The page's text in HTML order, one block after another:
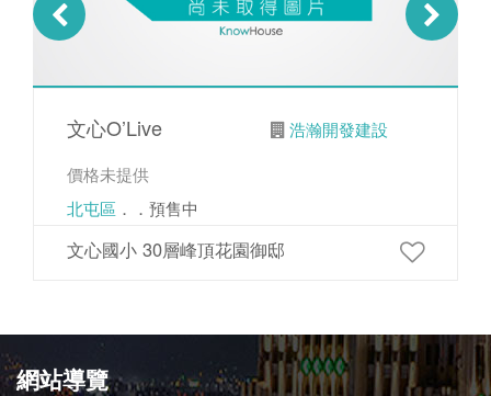
文心O’Live
浩瀚開發建設
價格未提供
北屯區 ．．預售中
文心國小 30層峰頂花園御邸
網站導覽